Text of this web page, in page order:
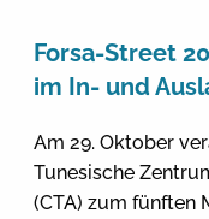
Forsa-Street
im In- und
Am 29. Oktober
Tunesische
(CTA) zum fünften